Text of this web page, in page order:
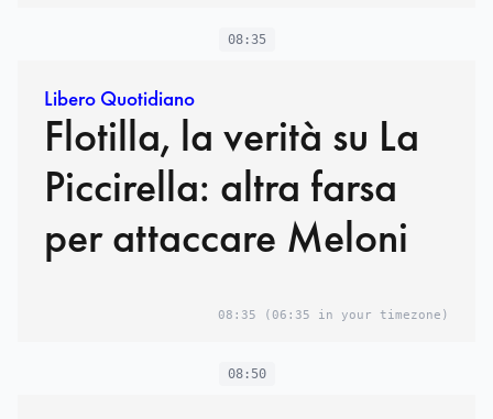
08:35
Libero Quotidiano
Flotilla, la verità su La
Piccirella: altra farsa
per attaccare Meloni
08:35 (06:35 in your timezone)
08:50